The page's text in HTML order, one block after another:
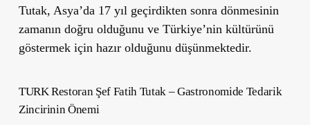
Tutak, Asya’da 17 yıl geçirdikten sonra dönmesinin
zamanın doğru olduğunu ve Türkiye’nin kültürünü
göstermek için hazır olduğunu düşünmektedir.
TURK Restoran Şef Fatih Tutak – Gastronomide Tedarik
Zincirinin Önemi